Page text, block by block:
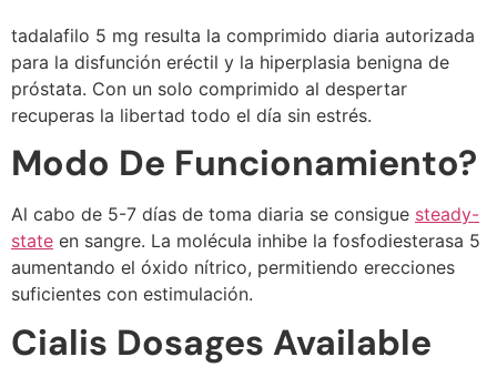
tadalafilo 5 mg resulta la comprimido diaria autorizada
para la disfunción eréctil y la hiperplasia benigna de
próstata. Con un solo comprimido al despertar
recuperas la libertad todo el día sin estrés.
Modo De Funcionamiento?
Al cabo de 5-7 días de toma diaria se consigue steady-
state en sangre. La molécula inhibe la fosfodiesterasa 5
aumentando el óxido nítrico, permitiendo erecciones
suficientes con estimulación.
Cialis Dosages Available